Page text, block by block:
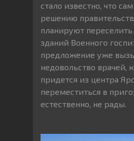
стало известно, что
решению
планируют
зданий Военного
предложение уже
недовольство врачей,
придется из центра
переместиться в
естественно, не рады.